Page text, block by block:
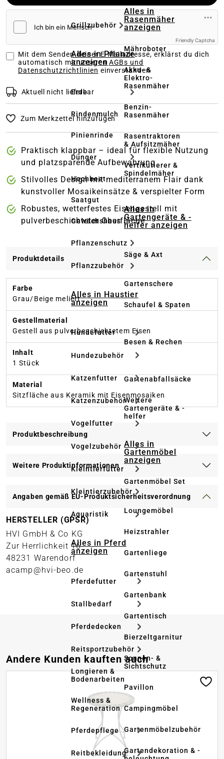
Grillzubehör
Alles in Pflanze
anzeigen
Erde
Rindenmulch
Pinienrinde
Dünger
Hochbeet
Saatgut
Gewächshaus
Pflanzenschutz
Pflanzzubehör
Alles in Haustier
anzeigen
Hundefutter
Hundezubehör
Katzenfutter
Katzenzubehör
Vogelfutter
Vogelzubehör
Kleintierfutter
Kleintierzubehör
Aquaristik
Alles in Pferd
anzeigen
Pferdefutter
Stallbedarf
Pferdedecken
Reitsportzubehör
Longieren &
Bodenarbeiten
Wellness &
Regeneration
Pferdepflege
Reitbekleidung
Alles in
Rasenmäher
anzeigen
Mähroboter
Akku- &
Elektro-
Rasenmäher
Benzin-
Rasenmäher
Rasentraktoren
& Aufsitzmäher
Vertikutierer &
Spindelmäher
Alles in
Gartengeräte & -
helfer anzeigen
Säge & Axt
Gartenschere
Schaufel & Spaten
Besen & Rechen
Gartenabfallsäcke
Weitere
Gartengeräte & -
helfer
Alles in
Gartenmöbel
anzeigen
Gartenmöbel Set
Loungemöbel
Heizstrahler
Gartenliege
Gartenstuhl
Gartenbank
Gartentisch
Bierzeltgarnitur
Sonnen- &
Sichtschutz
Pavillon
Campingmöbel
Gartenmöbelzubehör
Gartendekoration & -
Friendly Captcha
Mit dem Senden deiner E-Mailadresse, erklärst du dich
automatisch mit unseren AGBs und
Datenschutzrichtlinien einverstanden
Aktuell nicht lieferbar
Zum Merkzettel hinzufügen
Praktisch klappbar – ideal für flexible Nutzung
und platzsparende Aufbewahrung
Stilvolles Design mit mediterranem Flair dank
kunstvoller Mosaikeinsätze & verspielter Form
Robustes, wetterfestes Eisengestell mit
pulverbeschichteter Oberfläche
Produktdetails
Farbe
Grau/Beige meliert
Gestellmaterial
Gestell aus pulverbeschichtetem Eisen
Inhalt
1 Stück
Material
Sitzfläche aus Keramik mit Eisenmosaiken
Produktbeschreibung
Weitere Produktinformationen
Angaben gemäß EU-Produktsicherheitsverordnung
HERSTELLER (GPSR)
HVI GmbH & Co KG
Zur Herrlichkeit 16
48231 Warendorf
acamp@hvi-beo.de
Produktgalerie überspringen
Andere Kunden kauften auch